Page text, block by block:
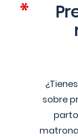
sobre